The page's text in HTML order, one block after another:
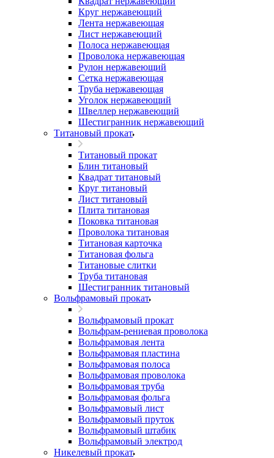
Круг нержавеющий
Лента нержавеющая
Лист нержавеющий
Полоса нержавеющая
Проволока нержавеющая
Рулон нержавеющий
Сетка нержавеющая
Труба нержавеющая
Уголок нержавеющий
Швеллер нержавеющий
Шестигранник нержавеющий
Титановый прокат
Титановый прокат
Блин титановый
Квадрат титановый
Круг титановый
Лист титановый
Плита титановая
Поковка титановая
Проволока титановая
Титановая карточка
Титановая фольга
Титановые слитки
Труба титановая
Шестигранник титановый
Вольфрамовый прокат
Вольфрамовый прокат
Вольфрам-рениевая проволока
Вольфрамовая лента
Вольфрамовая пластина
Вольфрамовая полоса
Вольфрамовая проволока
Вольфрамовая труба
Вольфрамовая фольга
Вольфрамовый лист
Вольфрамовый пруток
Вольфрамовый штабик
Вольфрамовый электрод
Никелевый прокат